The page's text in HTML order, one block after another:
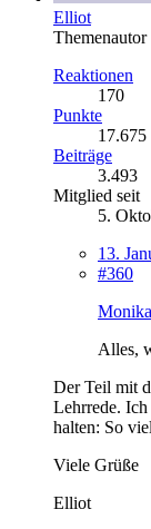
Elliot
Themenautor
Reaktionen
170
Punkte
17.675
Beiträge
3.493
Mitglied seit
5.
13.
#360
Alles,
Der Teil mit
Lehrrede. Ich
halten: So
Viele Grüße
Elliot